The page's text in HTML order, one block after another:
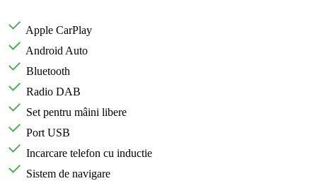
Apple CarPlay
Android Auto
Bluetooth
Radio DAB
Set pentru mâini libere
Port USB
Incarcare telefon cu inductie
Sistem de navigare